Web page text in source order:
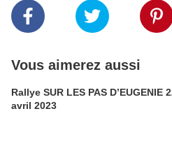
Vous aimerez aussi
Rallye SUR LES PAS D’EUGENIE 22-23
avril 2023